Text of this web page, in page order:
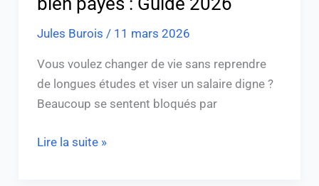
Jules Burois / 11 mars 2026
Vous voulez changer de vie sans reprendre
de longues études et viser un salaire digne ?
Beaucoup se sentent bloqués par
Lire la suite »